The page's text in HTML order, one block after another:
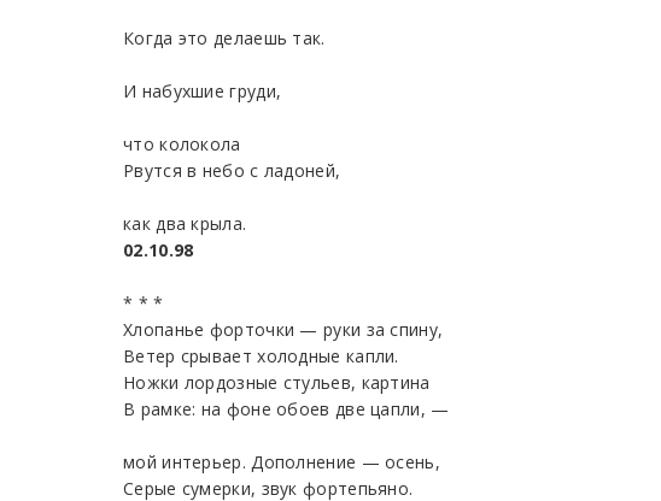
Когда это делаешь так.
И набухшие груди,
что колокола
Рвутся в небо с ладоней,
как два крыла.
02.10.98
* * *
Хлопанье форточки — руки за спину,
Ветер срывает холодные капли.
Ножки лордозные стульев, картина
В рамке: на фоне обоев две цапли, —
мой интерьер. Дополнение — осень,
Серые сумерки, звук фортепьяно.